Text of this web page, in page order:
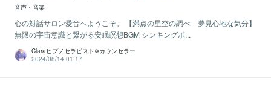
音声・音楽
心の対話サロン愛音へようこそ。 【満点の星空の調べ 夢見心地な気分】
無限の宇宙意識と繋がる安眠瞑想BGM シンキングボ...
Claraヒプノセラピスト✡カウンセラー
2024/08/14 01:17